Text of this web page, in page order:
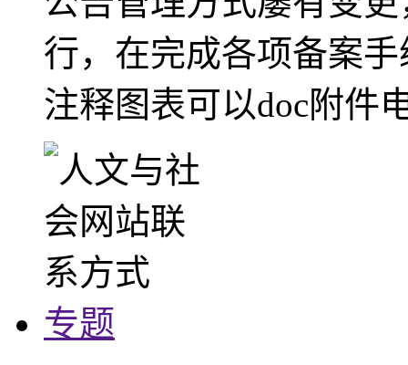
行，在完成各项备案
注释图表可以doc附件
专题